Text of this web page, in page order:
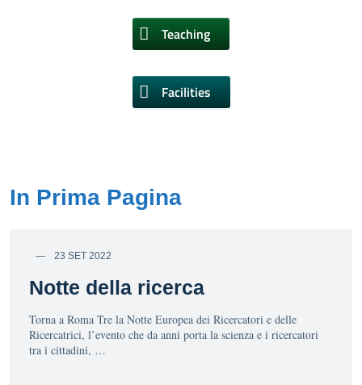
Teaching
Facilities
In Prima Pagina
23 SET 2022
Notte della ricerca
Torna a Roma Tre la Notte Europea dei Ricercatori e delle
Ricercatrici, l’evento che da anni porta la scienza e i ricercatori
tra i cittadini, …